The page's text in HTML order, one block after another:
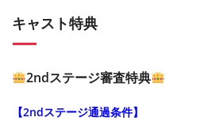
キャスト特典
2ndステージ審査特典
【2ndステージ通過条件】